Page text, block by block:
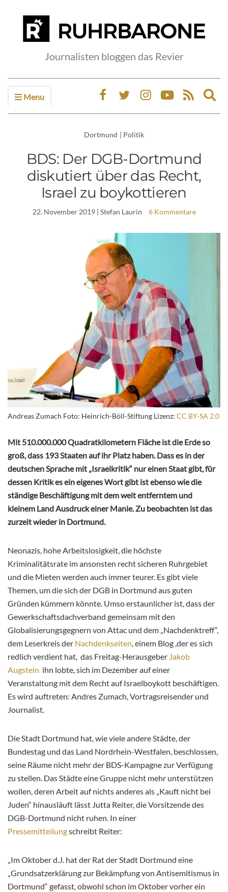
Journalisten bloggen das Revier
Menu
Dortmund | Politik
BDS: Der DGB-Dortmund
diskutiert über das Recht,
Israel zu boykottieren
22. November 2019| Stefan Laurin 6 Kommentare
Andreas Zumach Foto: Heinrich-Böll-Stiftung Lizenz: CC BY-SA 2.0
Mit 510.000.000 Quadratkilometern Fläche ist die Erde so
groß, dass 193 Staaten auf ihr Platz haben. Dass es in der
deutschen Sprache mit „Israelkritik“ nur einen Staat gibt, für
dessen Kritik es ein eigenes Wort gibt ist ebenso wie die
ständige Beschäftigung mit dem weit entferntem und
kleinem Land Ausdruck einer Manie. Zu beobachten ist das
zurzeit wieder in Dortmund.
Neonazis, hohe Arbeitslosigkeit, die höchste
Kriminalitätsrate im ansonsten recht sicheren Ruhrgebiet
und die Mieten werden auch immer teurer. Es gibt viele
Themen, um die sich der DGB in Dortmund aus guten
Gründen kümmern könnte. Umso erstaunlicher ist, dass der
Gewerkschaftsdachverband gemeinsam mit den
Globalisierungsgegnern von Attac und dem „Nachdenktreff“,
dem Leserkreis der Nachdenkseiten , einem Blog ,der es sich
redlich verdient hat, das Freitag-Herausgeber Jakob
Augstein ihn lobte, sich im Dezember auf einer
Veranstaltung mit dem Recht auf Israelboykott beschäftigen.
Es wird auftreten: Andres Zumach, Vortragsreisender und
Journalist.
Die Stadt Dortmund hat, wie viele andere Städte, der
Bundestag und das Land Nordrhein-Westfalen, beschlossen,
seine Räume nicht mehr der BDS-Kampagne zur Verfügung
zu stellen. Das Städte eine Gruppe nicht mehr unterstützen
wollen, deren Arbeit auf nichts anderes als „Kauft nicht bei
Juden“ hinausläuft lässt Jutta Reiter, die Vorsitzende des
DGB-Dortmund nicht ruhen. In einer
Pressemitteilungschreibt Reiter:
„Im Oktober d.J. hat der Rat der Stadt Dortmund eine
„Grundsatzerklärung zur Bekämpfung von Antisemitismus in
Dortmund“ gefasst, obwohl schon im Oktober vorher ein